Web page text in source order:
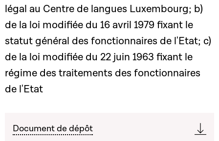
légal au Centre de langues Luxembourg; b)
de la loi modifiée du 16 avril 1979 fixant le
statut général des fonctionnaires de l'Etat; c)
de la loi modifiée du 22 juin 1963 fixant le
régime des traitements des fonctionnaires
de l'Etat
Document de dépôt